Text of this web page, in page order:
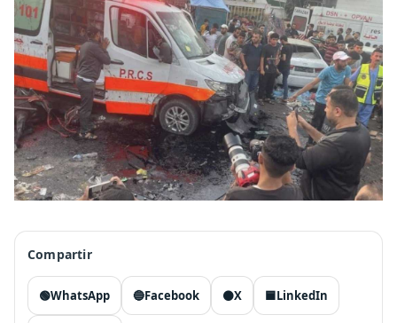
Compartir
🟢WhatsApp 🔵Facebook ⚫X 🟦LinkedIn